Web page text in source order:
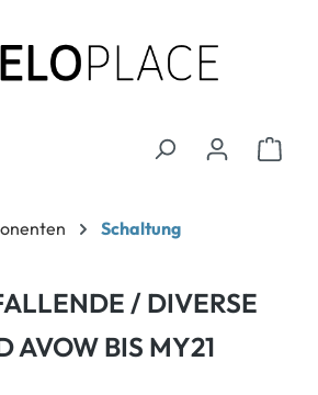
Schaltung
/ DIVERSE
AVOW BIS MY21